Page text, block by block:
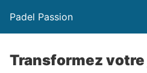
Padel Passion
Transformez votre